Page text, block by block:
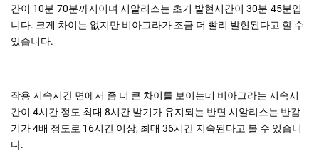
간이 10분-70분까지이며 시알리스는 초기 발현시간이 30분-45분입
니다. 크게 차이는 없지만 비아그라가 조금 더 빨리 발현된다고 할 수
있습니다.
작용 지속시간 면에서 좀 더 큰 차이를 보이는데 비아그라는 지속시
간이 4시간 정도 최대 8시간 발기가 유지되는 반면 시알리스는 반감
기가 4배 정도로 16시간 이상, 최대 36시간 지속된다고 볼 수 있습니
다.